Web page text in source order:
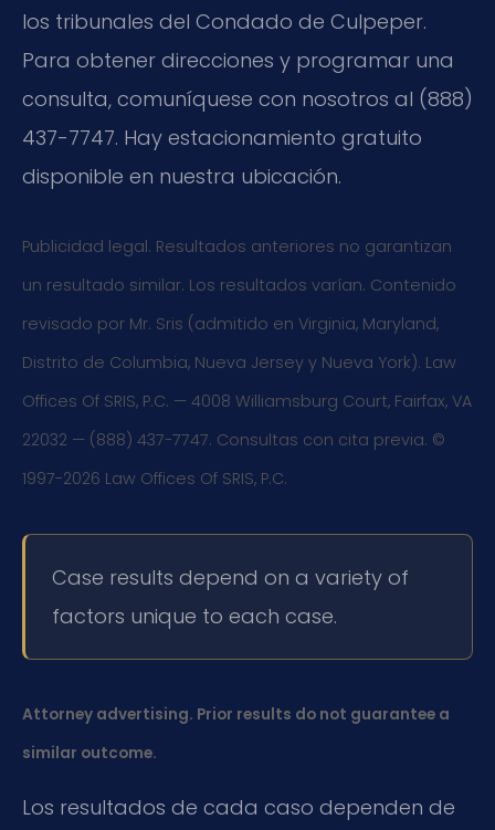
los tribunales del Condado de Culpeper.
Para obtener direcciones y programar una
consulta, comuníquese con nosotros al (888)
437-7747. Hay estacionamiento gratuito
disponible en nuestra ubicación.
Publicidad legal. Resultados anteriores no garantizan
un resultado similar. Los resultados varían. Contenido
revisado por Mr. Sris (admitido en Virginia, Maryland,
Distrito de Columbia, Nueva Jersey y Nueva York). Law
Offices Of SRIS, P.C. — 4008 Williamsburg Court, Fairfax, VA
22032 — (888) 437-7747. Consultas con cita previa. ©
1997-2026 Law Offices Of SRIS, P.C.
Case results depend on a variety of
factors unique to each case.
Attorney advertising. Prior results do not guarantee a
similar outcome.
Los resultados de cada caso dependen de